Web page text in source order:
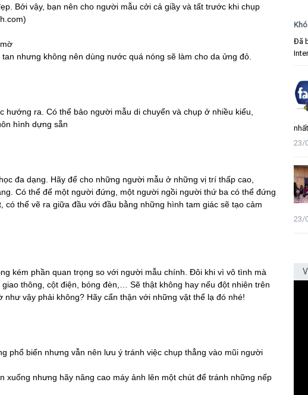
Bởi vậy, bạn nên cho người mẫu cởi cả giầy và tất trước khi chụp
không nên dùng nước quá nóng sẽ làm cho da ửng đỏ.
ra. Có thể bảo người mẫu di chuyển và chụp ở nhiều kiểu,
hình dựng sẵn
đa dạng. Hãy để cho những người mẫu ở những vị trí thấp cao,
Có thể để một người đứng, một người ngồi người thứ ba có thể đứng
thể vẽ ra giữa đầu với đầu bằng những hình tam giác sẽ tạo cảm
kém phần quan trọng so với người mẫu chính. Đôi khi vì vô tình mà
thông, cột điện, bóng đèn,… Sẽ thật không hay nếu đột nhiên trên
vậy phải không? Hãy cẩn thận với những vật thể lạ đó nhé!
phổ biến nhưng vẫn nên lưu ý tránh việc chụp thẳng vào mũi người
xuống nhưng hãy nâng cao máy ảnh lên một chút để tránh những nếp
Đã
23/
23/